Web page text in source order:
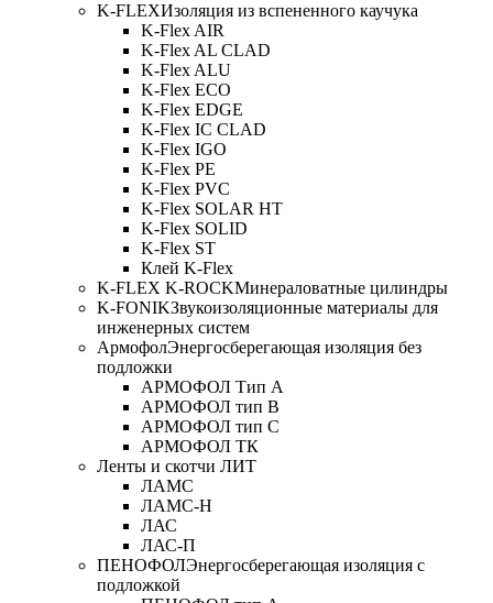
K-FLEXИзоляция из вспененного каучука
K-Flex AIR
K-Flex AL CLAD
K-Flex ALU
K-Flex ECO
K-Flex EDGE
K-Flex IC CLAD
K-Flex IGO
K-Flex PE
K-Flex PVC
K-Flex SOLAR HT
K-Flex SOLID
K-Flex ST
Клей K-Flex
K-FLEX K-ROCKМинераловатные цилиндры
K-FONIKЗвукоизоляционные материалы для
инженерных систем
АрмофолЭнергосберегающая изоляция без
подложки
АРМОФОЛ Тип А
АРМОФОЛ тип В
АРМОФОЛ тип C
АРМОФОЛ ТК
Ленты и скотчи ЛИТ
ЛАМС
ЛАМС-Н
ЛАС
ЛАС-П
ПЕНОФОЛЭнергосберегающая изоляция с
подложкой